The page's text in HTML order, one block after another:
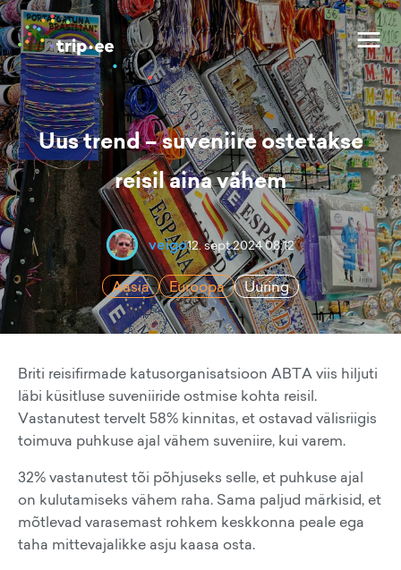
Uus trend – suveniire ostetakse
reisil aina vähem
veigo12. sept 2024 08:12
Aasia Euroopa Uuring
Briti reisifirmade katusorganisatsioon ABTA viis hiljuti
läbi küsitluse suveniiride ostmise kohta reisil.
Vastanutest tervelt 58% kinnitas, et ostavad välisriigis
toimuva puhkuse ajal vähem suveniire, kui varem.
32% vastanutest tõi põhjuseks selle, et puhkuse ajal
on kulutamiseks vähem raha. Sama paljud märkisid, et
mõtlevad varasemast rohkem keskkonna peale ega
taha mittevajalikke asju kaasa osta.